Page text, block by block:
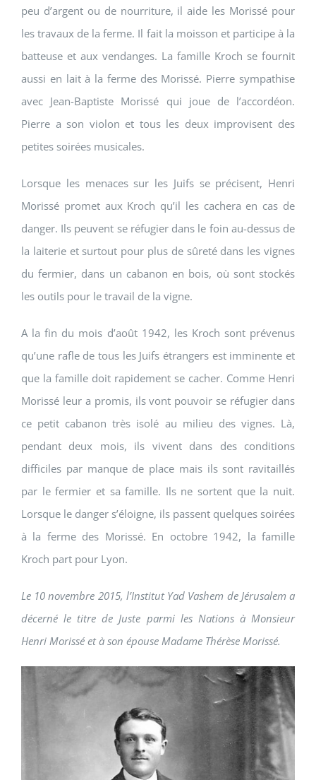
peu d’argent ou de nourriture, il aide les Morissé pour
les travaux de la ferme. Il fait la moisson et participe à la
batteuse et aux vendanges. La famille Kroch se fournit
aussi en lait à la ferme des Morissé. Pierre sympathise
avec Jean-Baptiste Morissé qui joue de l’accordéon.
Pierre a son violon et tous les deux improvisent des
petites soirées musicales.
Lorsque les menaces sur les Juifs se précisent, Henri
Morissé promet aux Kroch qu’il les cachera en cas de
danger. Ils peuvent se réfugier dans le foin au-dessus de
la laiterie et surtout pour plus de sûreté dans les vignes
du fermier, dans un cabanon en bois, où sont stockés
les outils pour le travail de la vigne.
A la fin du mois d’août 1942, les Kroch sont prévenus
qu’une rafle de tous les Juifs étrangers est imminente et
que la famille doit rapidement se cacher. Comme Henri
Morissé leur a promis, ils vont pouvoir se réfugier dans
ce petit cabanon très isolé au milieu des vignes. Là,
pendant deux mois, ils vivent dans des conditions
difficiles par manque de place mais ils sont ravitaillés
par le fermier et sa famille. Ils ne sortent que la nuit.
Lorsque le danger s’éloigne, ils passent quelques soirées
à la ferme des Morissé. En octobre 1942, la famille
Kroch part pour Lyon.
Le 10 novembre 2015, l’Institut Yad Vashem de Jérusalem a
décerné le titre de Juste parmi les Nations à Monsieur
Henri Morissé et à son épouse Madame Thérèse Morissé.